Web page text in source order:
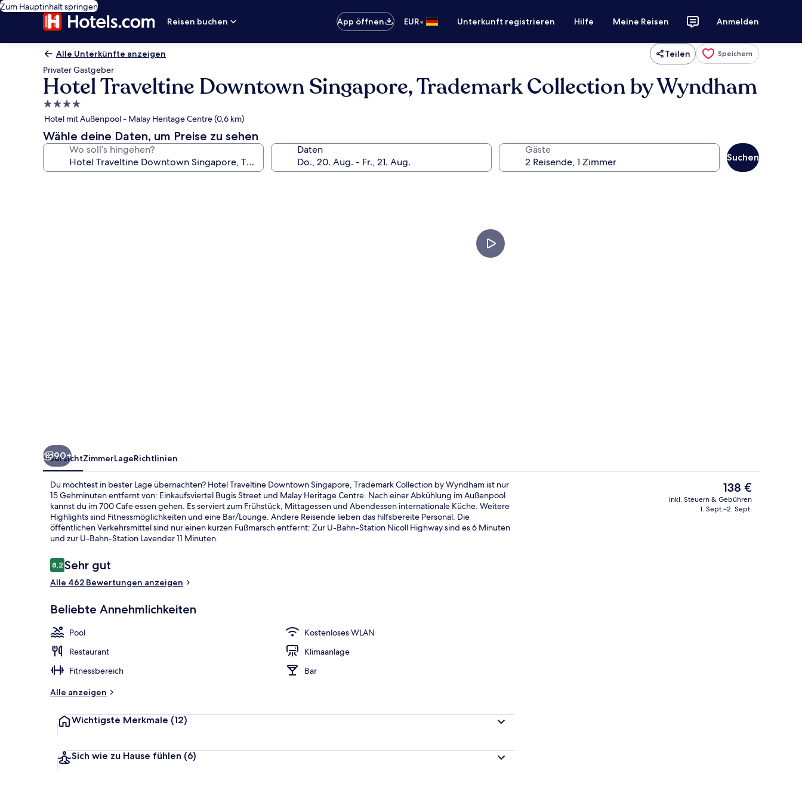
Zum Hauptinhalt springen
Reisen buchen
App öffnen EUR• Unterkunft registrieren Hilfe Meine Reisen Anmelden
Alle Unterkünfte anzeigen Teilen Speichern
Privater Gastgeber
Hotel Traveltine Downtown Singapore, Trademark Collection by Wyndham
4.0-
Sterne-
Unterkunft
Hotel mit Außenpool - Malay Heritage Centre (0,6 km)
Wähle deine Daten, um Preise zu sehen
Wo soll’s hingehen? Daten Gäste
Suchen
Außenbereich
90+
ÜbersichtZimmerLageRichtlinien
Du möchtest in bester Lage übernachten? Hotel Traveltine Downtown Singapore, Trademark Collection by Wyndham ist nur
15 Gehminuten entfernt von: Einkaufsviertel Bugis Street und Malay Heritage Centre. Nach einer Abkühlung im Außenpool
kannst du im 700 Cafe essen gehen. Es serviert zum Frühstück, Mittagessen und Abendessen internationale Küche. Weitere
Highlights sind Fitnessmöglichkeiten und eine Bar/Lounge. Andere Reisende lieben das hilfsbereite Personal. Die
öffentlichen Verkehrsmittel sind nur einen kurzen Fußmarsch entfernt: Zur U-Bahn-Station Nicoll Highway sind es 6 Minuten
und zur U-Bahn-Station Lavender 11 Minuten.
Bewertungen
8,28,2 von 10.
Sehr gut
Alle 462 Bewertungen anzeigen
Beliebte Annehmlichkeiten
Pool
Kostenloses WLAN
Restaurant
Klimaanlage
Fitnessbereich
Bar
Alle anzeigen
Wichtigste Merkmale (12)
Sich wie zu Hause fühlen (6)
Der
aktuelle
Preis
138 €
inkl. Steuern & Gebühren
1. Sept.–2. Sept.